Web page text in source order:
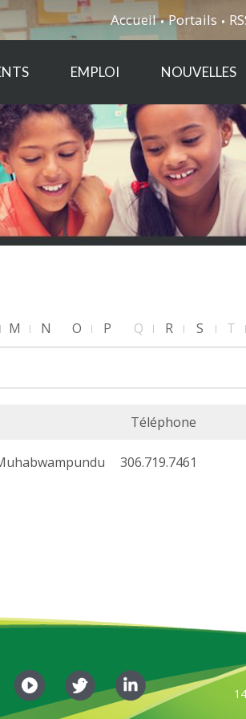
Accueil Portails
EMPLOI NOUVELLES
M N O P Q R S T
Téléphone
306.719.7461